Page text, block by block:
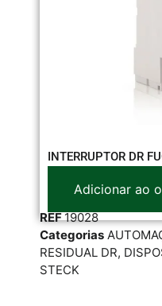
INTERRUPTOR DR
Adicionar ao
REF19028
Categorias
RESIDUAL DR,
STECK